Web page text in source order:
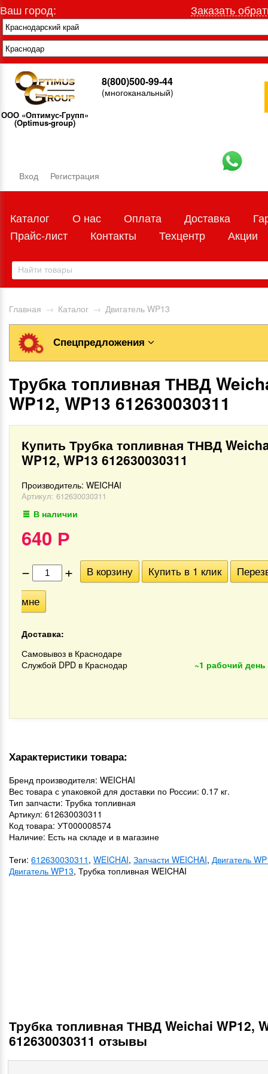
Ваш город: Заказать
ООО «Оптимус-Групп»
(Optimus-group)
8(800)500-99-44
(многоканальный)
Вход Регистрация
Каталог О нас Оплата Доставка
Прайс-лист
Контакты Техцентр Акции
Главная → Каталог → Двигатель WP13
Спецпредложения
Трубка топливная ТНВД
WP12, WP13 612630030311
Купить Трубка топливная ТНВД
WP12, WP13 612630030311
Производитель: WEICHAI
Артикул: 612630030311
В наличии
640 Р
−
+ В корзину Купить в 1 клик
мне
Доставка:
Самовывоз в Краснодаре
Службой DPD в Краснодар
~1 рабочий день
Характеристики товара:
Бренд производителя: WEICHAI
Вес товара с упаковкой для доставки по России: 0.17 кг.
Тип запчасти: Трубка топливная
Артикул: 612630030311
Код товара: УТ000008574
Наличие: Есть на складе и в магазине
Теги: 612630030311 , WEICHAI, Запчасти WEICHAI, Двигатель
Двигатель WP13, Трубка топливная WEICHAI
Трубка топливная ТНВД Weichai WP12,
612630030311 отзывы